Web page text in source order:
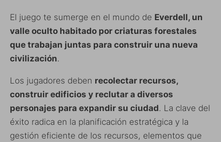
El juego te sumerge en el mundo de Everdell, un
valle oculto habitado por criaturas forestales
que trabajan juntas para construir una nueva
civilización.
Los jugadores deben recolectar recursos,
construir edificios y reclutar a diversos
personajes para expandir su ciudad. La clave del
éxito radica en la planificación estratégica y la
gestión eficiente de los recursos, elementos que